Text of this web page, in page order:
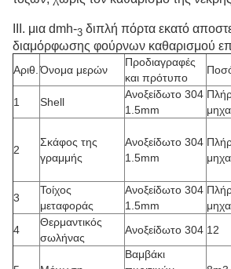
ΙΙΙ. μια dmh-3 διπλή πόρτα εκατό
διαμόρφωσης φούρνων καθαρισμού
Αριθ.Όνομα μερών
Προδιαγραφές
και πρότυπο
1 Shell
Ανοξείδωτο 304
1.5mm
2
Σκάφος της
γραμμής
Ανοξείδωτο 304
1.5mm
3
Τοίχος
μεταφοράς
Ανοξείδωτο 304
1.5mm
4
Θερμαντικός
σωλήνας
Ανοξείδωτο 304 12
Βαμβάκι